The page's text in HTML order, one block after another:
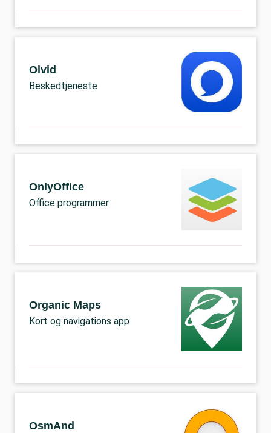
Olvid
Beskedtjeneste
OnlyOffice
Office programmer
Organic Maps
Kort og navigations app
OsmAnd